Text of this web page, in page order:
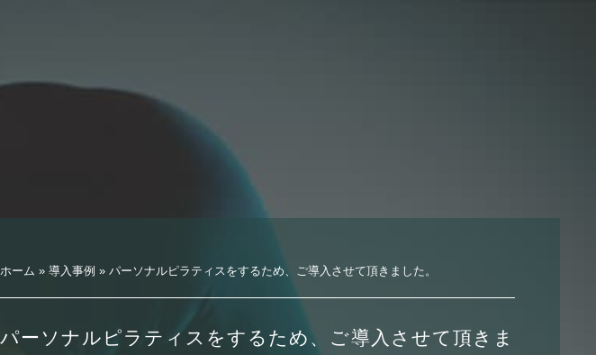
ホーム » 導入事例 » パーソナルピラティスをするため、ご導入させて頂きました。
パーソナルピラティスをするため、ご導入させて頂きま